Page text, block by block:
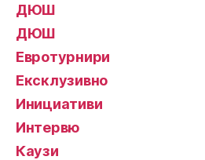
ДЮШ
ДЮШ
Евротурнири
Ексклузивно
Инициативи
Интервю
Каузи